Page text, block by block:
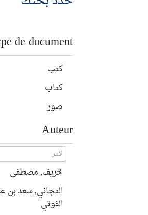
de document
كتب
كتاب
صور
Auteur
خريف, مصطفى
التجاني, سعد بن
الفوتي